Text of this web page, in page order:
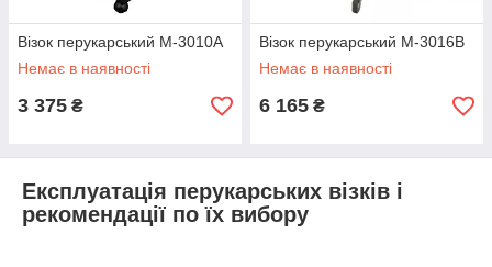
Візок перукарський M-3010A
Немає в наявності
3 375 ₴
Візок перукарський M-3016B
Немає в наявності
6 165 ₴
Експлуатація перукарських візків і
рекомендації по їх вибору